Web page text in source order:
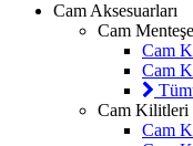
Cam Aksesuarları
Cam
Cam
Cam
Cam Kilitleri
Cam